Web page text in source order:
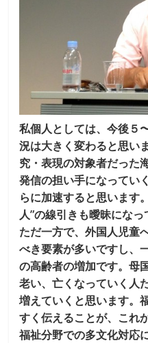
私個人としては、今後５
況は大きく変わると思い
究・表現の対象者だった
発信の担い手になってい
らに加速すると思います
人”の線引きも曖昧になっ
ただ一方で、外国人児童
べき要素が多いですし、
の高齢者の増加です。母
老い、亡くなっていく人
増えていくと思います。
すく伝えることが、これ
福祉分野での多文化対応